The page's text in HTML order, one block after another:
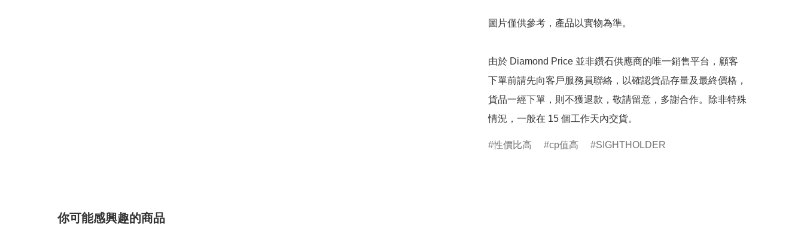
圖片僅供參考，產品以實物為準。
由於 Diamond Price 並非鑽石供應商的唯一銷售平台，顧客
下單前請先向客戶服務員聯絡，以確認貨品存量及最終價格，
貨品一經下單，則不獲退款，敬請留意，多謝合作。除非特殊
情況，一般在 15 個工作天內交貨。
性價比高 cp值高 SIGHTHOLDER
你可能感興趣的商品